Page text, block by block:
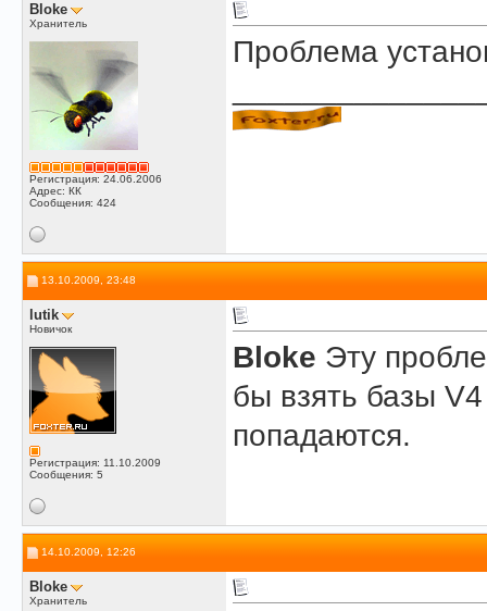
Bloke
Хранитель
Регистрация: 24.06.2006
Адрес: КК
Сообщения: 424
Проблема
13.10.2009, 23:48
lutik
Новичок
Регистрация: 11.10.2009
Сообщения: 5
Bloke Эту
бы взять базы
попадаются.
14.10.2009, 12:26
Bloke
Хранитель